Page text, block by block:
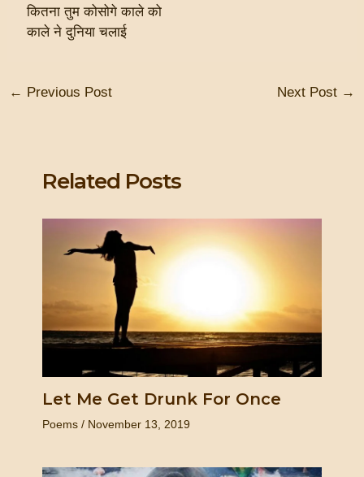
कितना तुम कोसोगे काले को
काले ने दुनिया चलाई
← Previous Post Next Post →
Related Posts
Let Me Get Drunk For Once
Poems/ November 13, 2019